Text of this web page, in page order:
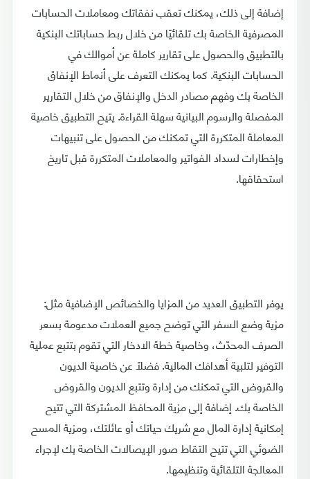
إضافة إلى ذلك، يمكنك تعقب نفقاتك ومعاملات الحسابات
المصرفية الخاصة بك تلقائيًا من خلال ربط حساباتك البنكية
بالتطبيق والحصول على تقارير كاملة عن أموالك في
الحسابات البنكية. كما يمكنك التعرف على أنماط الإنفاق
الخاصة بك وفهم مصادر الدخل والإنفاق من خلال التقارير
المفصلة والرسوم البيانية سهلة القراءة. يتيح التطبيق خاصية
المعاملة المتكررة التي تمكنك من الحصول على تنبيهات
وإخطارات لسداد الفواتير والمعاملات المتكررة قبل تاريخ
استحقاقها.
يوفر التطبيق العديد من المزايا والخصائص الإضافية مثل:
مزية وضع السفر التي توضح جميع العملات مدعومة بسعر
الصرف المحدّث، وخاصية خطة الادخار التي تقوم بتتبع عملية
التوفير لتلبية أهدافك المالية. فضلًا عن خاصية الديون
والقروض التي تمكنك من إدارة وتتبع الديون والقروض
الخاصة بك. إضافة إلى مزية المحافظ المشتركة التي تتيح
إمكانية إدارة المال مع شريك حياتك أو عائلتك، ومزية المسح
الضوئي التي تتيح التقاط صور الإيصالات الخاصة بك لإجراء
المعالجة التلقائية وتنظيمها.